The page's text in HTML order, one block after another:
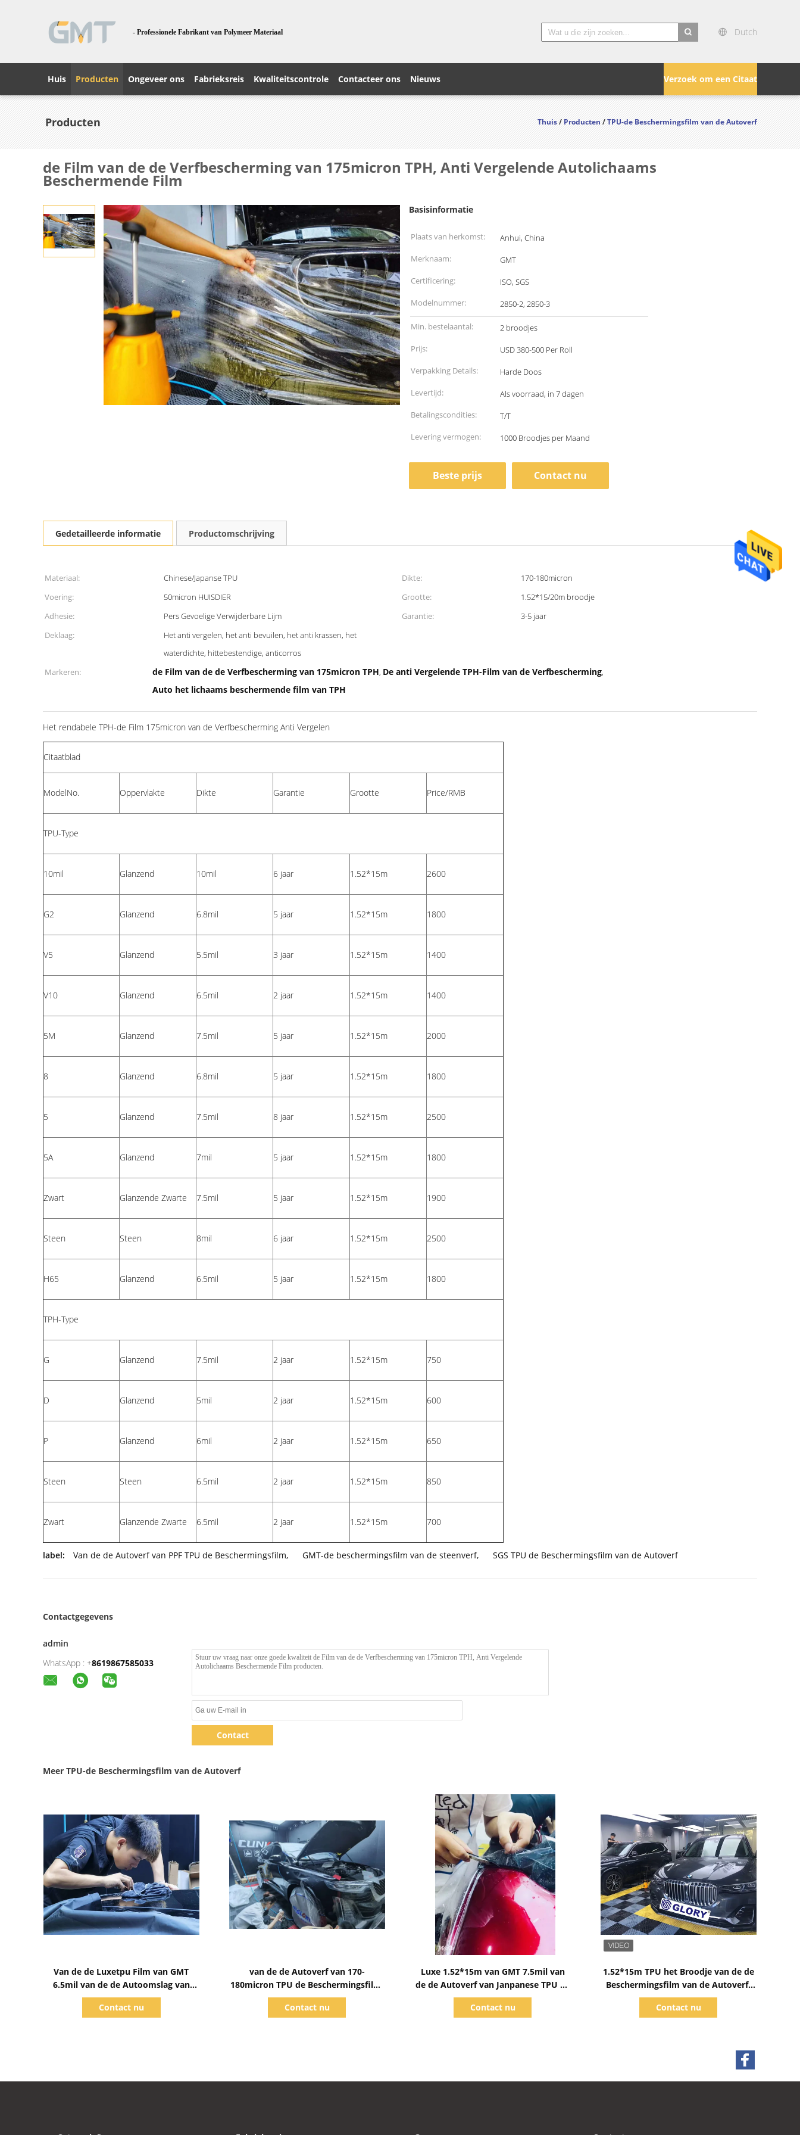
- Professionele Fabrikant van Polymeer Materiaal Dutch
Verzoek om een Citaat
Huis Producten Ongeveer ons Fabrieksreis Kwaliteitscontrole Contacteer ons Nieuws
Producten Thuis/Producten/TPU-de Beschermingsfilm van de Autoverf
de Film van de de Verfbescherming van 175micron TPH, Anti Vergelende Autolichaams
Beschermende Film
Basisinformatie
Plaats van herkomst:
Anhui, China
Merknaam:
GMT
Certificering:
ISO, SGS
Modelnummer:
2850-2, 2850-3
Min. bestelaantal:
2 broodjes
Prijs:
USD 380-500 Per Roll
Verpakking Details:
Harde Doos
Levertijd:
Als voorraad, in 7 dagen
Betalingscondities:
T/T
Levering vermogen:
1000 Broodjes per Maand
Beste prijs Contact nu
Gedetailleerde informatie Productomschrijving
Materiaal: Chinese/Japanse TPU Dikte:
170-180micron
Voering:
50micron HUISDIER Grootte:
1.52*15/20m broodje
Adhesie:
Pers Gevoelige Verwijderbare Lijm Garantie:
3-5 jaar
Deklaag:
Het anti vergelen, het anti bevuilen, het anti krassen, het
waterdichte, hittebestendige, anticorros
Markeren:
de Film van de de Verfbescherming van 175micron TPH, De anti Vergelende TPH-Film van de Verfbescherming,
Auto het lichaams beschermende film van TPH
Het rendabele TPH-de Film 175micron van de Verfbescherming Anti Vergelen
Citaatblad
ModelNo. Oppervlakte Dikte Garantie Grootte Price/RMB
TPU-Type
10mil Glanzend 10mil 6 jaar 1.52*15m 2600
G2 Glanzend 6.8mil 5 jaar 1.52*15m 1800
V5 Glanzend 5.5mil 3 jaar 1.52*15m 1400
V10 Glanzend 6.5mil 2 jaar 1.52*15m 1400
5M Glanzend 7.5mil 5 jaar 1.52*15m 2000
8 Glanzend 6.8mil 5 jaar 1.52*15m 1800
5 Glanzend 7.5mil 8 jaar 1.52*15m 2500
5A Glanzend 7mil 5 jaar 1.52*15m 1800
Zwart Glanzende Zwarte 7.5mil 5 jaar 1.52*15m 1900
Steen Steen 8mil 6 jaar 1.52*15m 2500
H65 Glanzend 6.5mil 5 jaar 1.52*15m 1800
TPH-Type
G Glanzend 7.5mil 2 jaar 1.52*15m 750
D Glanzend 5mil 2 jaar 1.52*15m 600
P Glanzend 6mil 2 jaar 1.52*15m 650
Steen Steen 6.5mil 2 jaar 1.52*15m 850
Zwart Glanzende Zwarte 6.5mil 2 jaar 1.52*15m 700
label: Van de de Autoverf van PPF TPU de Beschermingsfilm, GMT-de beschermingsfilm van de steenverf, SGS TPU de Beschermingsfilm van de Autoverf
Contactgegevens
admin
WhatsApp : +8619867585033
Contact
Meer TPU-de Beschermingsfilm van de Autoverf
Van de de Luxetpu Film van GMT
6.5mil van de de Autoomslag van
Janpanese van de de
Beschermingsfilm van de de Verf
Contact nu
van de de Autoverf van 170-
180micron TPU de Beschermingsfilm,
SGS 20m de Autoomslag van
Broodjestpu
Contact nu
Luxe 1.52*15m van GMT 7.5mil van
de de Autoverf van Janpanese TPU de
Beschermingsfilm
Contact nu
1.52*15m TPU het Broodje van de de
Beschermingsfilm van de Autoverf,
SGS Automobiel Beschermende Film
Contact nu